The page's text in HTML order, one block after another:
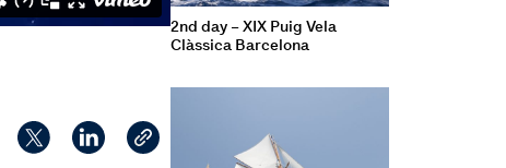
2nd day – XIX Puig Vela
Clàssica Barcelona